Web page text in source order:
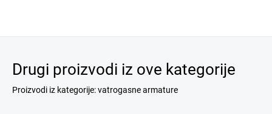
Drugi proizvodi iz ove kategorije
Proizvodi iz kategorije: vatrogasne armature